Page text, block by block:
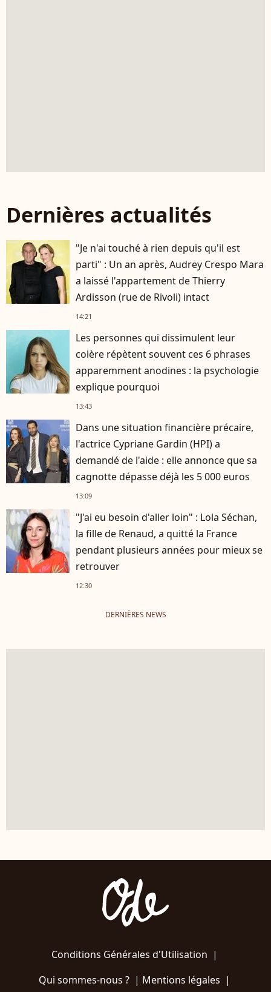
Dernières actualités
"Je n'ai touché à rien depuis qu'il est
parti" : Un an après, Audrey Crespo Mara
a laissé l'appartement de Thierry
Ardisson (rue de Rivoli) intact
14:21
Les personnes qui dissimulent leur
colère répètent souvent ces 6 phrases
apparemment anodines : la psychologie
explique pourquoi
13:43
Dans une situation financière précaire,
l'actrice Cypriane Gardin (HPI) a
demandé de l'aide : elle annonce que sa
cagnotte dépasse déjà les 5 000 euros
13:09
"J'ai eu besoin d'aller loin" : Lola Séchan,
la fille de Renaud, a quitté la France
pendant plusieurs années pour mieux se
retrouver
12:30
DERNIÈRES NEWS
Conditions Générales d'Utilisation |
Qui sommes-nous ?| Mentions légales |